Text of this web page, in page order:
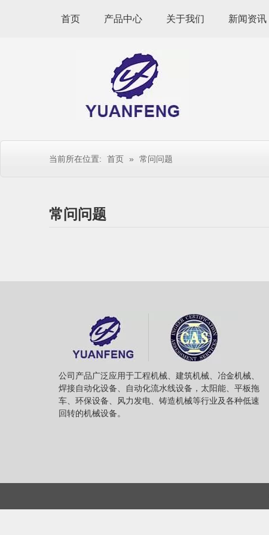
首页 产品中心 关于我们 新闻资讯
当前所在位置: 首页 » 常问问题
常问问题
公司产品广泛应用于工程机械、建筑机械、冶金机械、
焊接自动化设备、自动化流水线设备，太阳能、平板拖
车、环保设备、风力发电、铸造机械等行业及各种低速
回转的机械设备。